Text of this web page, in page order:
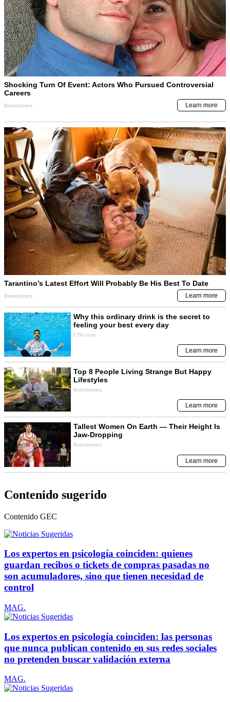
Contenido sugerido
Contenido GEC
Los expertos en psicología coinciden: quienes
guardan recibos o tickets de compras pasadas no
son acumuladores, sino que tienen necesidad de
control
MAG.
Los expertos en psicología coinciden: las personas
que nunca publican contenido en sus redes sociales
no pretenden buscar validación externa
MAG.